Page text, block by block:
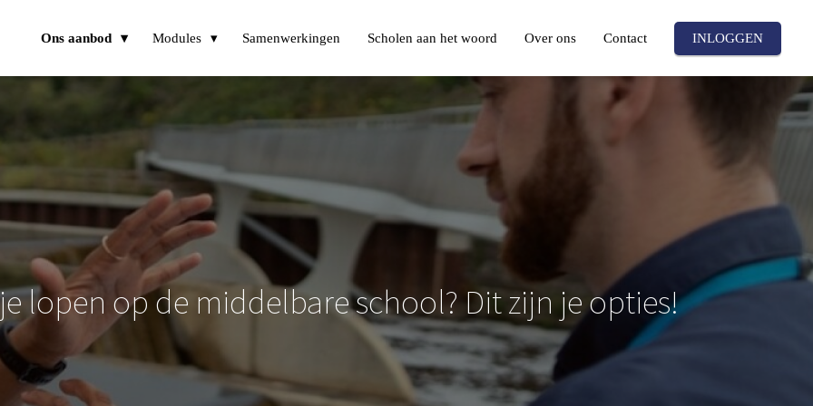
Ons aanbod Modules Samenwerkingen Scholen aan het woord Over ons Contact INLOGGEN
lopen op de middelbare school? Dit zijn je opties!